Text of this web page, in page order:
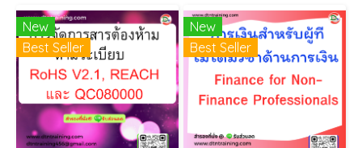
New
Best Seller
New
Best Seller